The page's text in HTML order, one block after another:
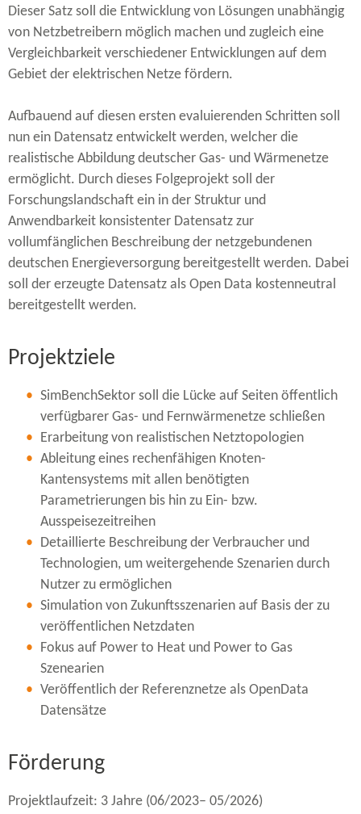
Dieser Satz soll die Entwicklung von Lösungen unabhängig
von Netzbetreibern möglich machen und zugleich eine
Vergleichbarkeit verschiedener Entwicklungen auf dem
Gebiet der elektrischen Netze fördern.
Aufbauend auf diesen ersten evaluierenden Schritten soll
nun ein Datensatz entwickelt werden, welcher die
realistische Abbildung deutscher Gas- und Wärmenetze
ermöglicht. Durch dieses Folgeprojekt soll der
Forschungslandschaft ein in der Struktur und
Anwendbarkeit konsistenter Datensatz zur
vollumfänglichen Beschreibung der netzgebundenen
deutschen Energieversorgung bereitgestellt werden. Dabei
soll der erzeugte Datensatz als Open Data kostenneutral
bereitgestellt werden.
Projektziele
SimBenchSektor soll die Lücke auf Seiten öffentlich
verfügbarer Gas- und Fernwärmenetze schließen
Erarbeitung von realistischen Netztopologien
Ableitung eines rechenfähigen Knoten-​
Kantensystems mit allen benötigten
Parametrierungen bis hin zu Ein- bzw.
Ausspeisezeitreihen
Detaillierte Beschreibung der Verbraucher und
Technologien, um weitergehende Szenarien durch
Nutzer zu ermöglichen
Simulation von Zukunftsszenarien auf Basis der zu
veröffentlichen Netzdaten
Fokus auf Power to Heat und Power to Gas
Szenearien
Veröffentlich der Referenznetze als OpenData
Datensätze
Förderung
Projektlaufzeit: 3 Jahre (06/2023– 05/2026)